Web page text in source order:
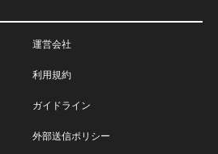
運営会社
利用規約
ガイドライン
外部送信ポリシー